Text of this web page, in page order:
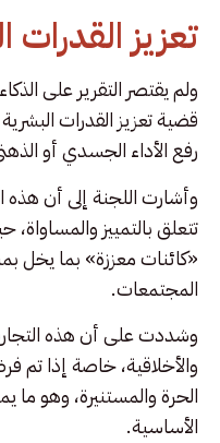
تعزيز القدرات
ولم يقتصر التقرير على
قضية تعزيز القدرات
رفع الأداء الجسدي أو
وأشارت اللجنة إلى أن هذه
تتعلق بالتمييز
«كائنات معززة» بما يخل
المجتمعات.
وشددت على أن هذه
والأخلاقية، خاصة إذا تم
الحرة والمستنيرة، وهو ما
الأساسية.